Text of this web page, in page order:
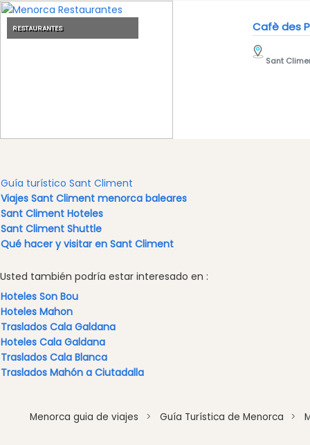
Alquiler
de
barcos
vehículos
Experiencias
Servicios
de
movilidad
Club
Golf
Shows
Eventos
anuales
RESTAURANTES Cafè des
Sant
Guía turístico Sant Climent
Viajes Sant Climent menorca baleares
Sant Climent Hoteles
Sant Climent Shuttle
Qué hacer y visitar en Sant Climent
Usted también podría estar interesado en :
Hoteles Son Bou
Hoteles Mahon
Traslados Cala Galdana
Hoteles Cala Galdana
Traslados Cala Blanca
Traslados Mahón a Ciutadalla
Menorca guia de viajes Guía Turística de Menorca